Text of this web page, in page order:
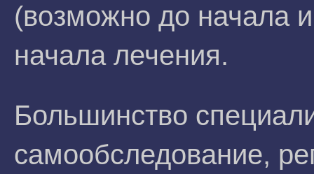
(возможно до начала
начала лечения.
Большинство
самообследование,